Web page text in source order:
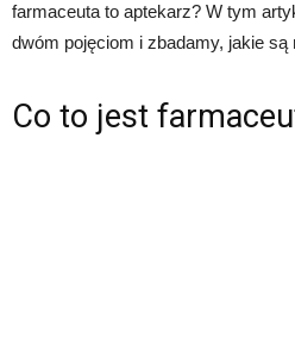
farmaceuta to aptekarz? W tym
dwóm pojęciom i zbadamy, jakie
Co to jest